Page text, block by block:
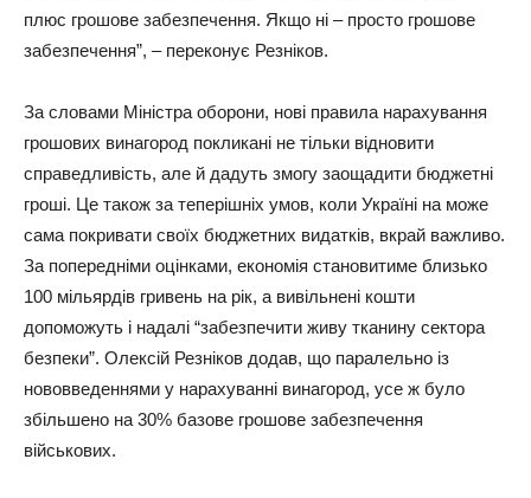
плюс грошове забезпечення. Якщо ні – просто грошове
забезпечення”, – переконує Резніков.
За словами Міністра оборони, нові правила нарахування
грошових винагород покликані не тільки відновити
справедливість, але й дадуть змогу заощадити бюджетні
гроші. Це також за теперішніх умов, коли Україні на може
сама покривати своїх бюджетних видатків, вкрай важливо.
За попередніми оцінками, економія становитиме близько
100 мільярдів гривень на рік, а вивільнені кошти
допоможуть і надалі “забезпечити живу тканину сектора
безпеки”. Олексій Резніков додав, що паралельно із
нововведеннями у нарахуванні винагород, усе ж було
збільшено на 30% базове грошове забезпечення
військових.